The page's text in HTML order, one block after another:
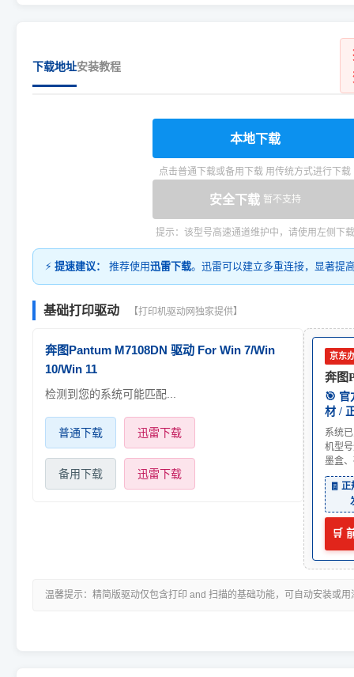
下载地址安装教程
本地下载
点击普通下载或备用下载 用传统方式进行下载
安全下载 暂不支持
提示：该型号高速通道维护中，请使用左侧下载
⚡ 提速建议： 推荐使用迅雷下载。迅雷可以建立多重连接，显著提
基础打印驱动 【打印机驱动网独家提供】
奔图Pantum M7108DN 驱动 For Win 7/Win
10/Win 11
检测到您的系统可能匹配...
普通下载 迅雷下载
备用下载 迅雷下载
京东
奔图
🎯 官
材 /
系统
机型
墨盒
🧾
🛒
温馨提示：精简版驱动仅包含打印 and 扫描的基础功能，可自动安装或